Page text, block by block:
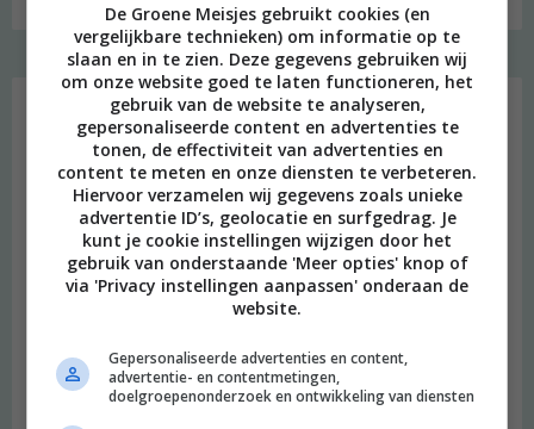
Instagram Merel
De Groene Meisjes gebruikt cookies (en
vergelijkbare technieken) om informatie op te
slaan en in te zien. Deze gegevens gebruiken wij
om onze website goed te laten functioneren, het
gebruik van de website te analyseren,
gepersonaliseerde content en advertenties te
tonen, de effectiviteit van advertenties en
content te meten en onze diensten te verbeteren.
Hiervoor verzamelen wij gegevens zoals unieke
advertentie ID’s, geolocatie en surfgedrag. Je
kunt je cookie instellingen wijzigen door het
gebruik van onderstaande 'Meer opties' knop of
via 'Privacy instellingen aanpassen' onderaan de
website.
Gepersonaliseerde advertenties en content,
advertentie- en contentmetingen,
doelgroepenonderzoek en ontwikkeling van diensten